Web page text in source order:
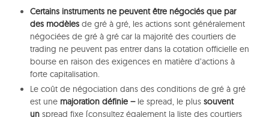
Certains instruments ne peuvent être négociés que par
des modèles de gré à gré, les actions sont généralement
négociées de gré à gré car la majorité des courtiers de
trading ne peuvent pas entrer dans la cotation officielle en
bourse en raison des exigences en matière d’actions à
forte capitalisation.
Le coût de négociation dans des conditions de gré à gré
est une majoration définie –le spread, le plus souvent
un spread fixe (consultez également la liste des courtiers